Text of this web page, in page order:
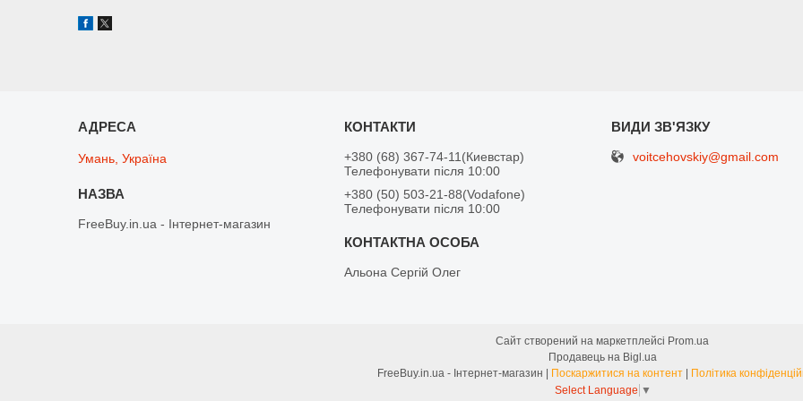
Умань, Україна
FreeBuy.in.ua - Інтернет-магазин
+380 (68) 367-74-11 Киевстар
Телефонувати після 10:00
+380 (50) 503-21-88 Vodafone
Телефонувати після 10:00
Альона Сергій Олег
voitcehovskiy@gmail.com
Сайт створений на маркетплейсі Prom.ua
Продавець на Bigl.ua
Поскаржитися на контент
Політика
Select Language ▼